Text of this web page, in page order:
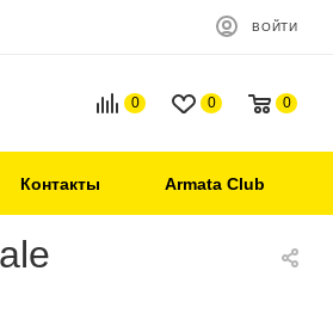
ВОЙТИ
0 0 0
Контакты Armata Club